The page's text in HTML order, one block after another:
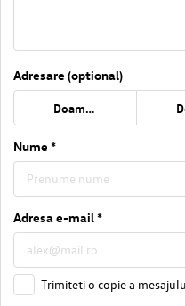
Adresare (optional)
Doamna
Nume *
Adresa e-mail *
Trimiteti o copie a